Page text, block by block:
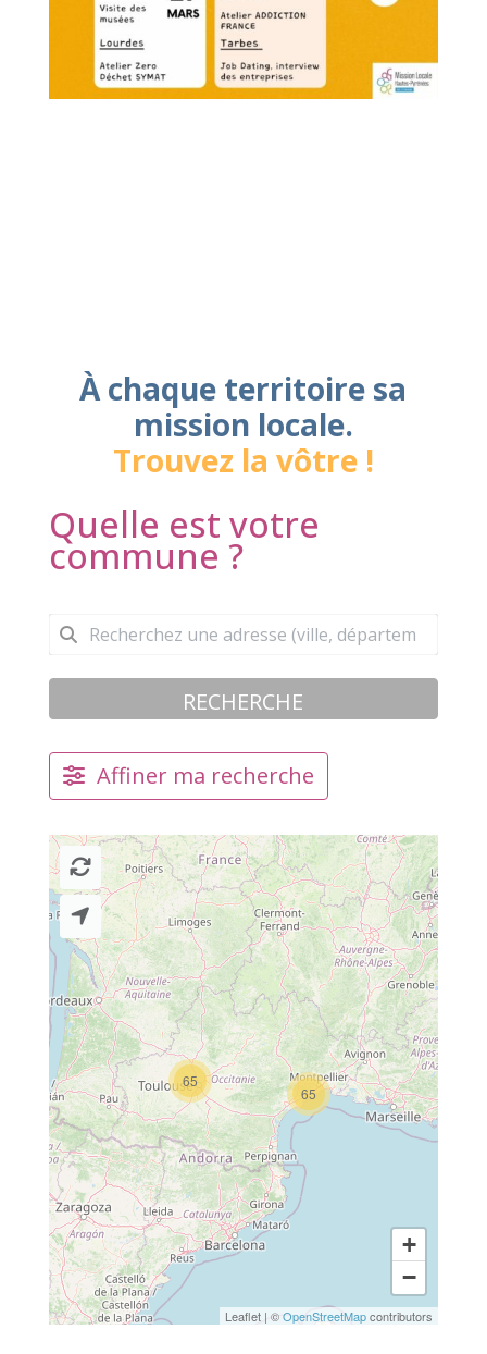
À chaque territoire sa
mission locale.
Trouvez la vôtre !
Quelle est votre
commune ?
RECHERCHE
Affiner ma recherche
65
65
+
−
Leaflet | ©OpenStreetMapcontributors